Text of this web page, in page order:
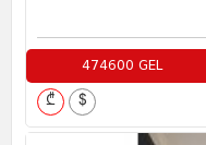
474600 GEL
₾ $